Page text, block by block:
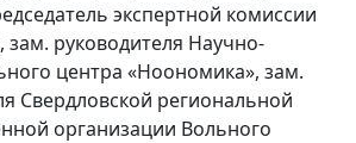
экспертной комиссии
зам. руководителя Научно-
центра «Ноономика», зам.
Свердловской региональной
организации Вольного